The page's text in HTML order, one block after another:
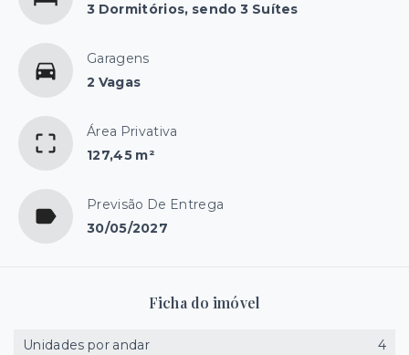
3 Dormitórios, sendo 3 Suítes
Garagens
2 Vagas
Área Privativa
127,45 m²
Previsão De Entrega
30/05/2027
Ficha do imóvel
Unidades por andar
4